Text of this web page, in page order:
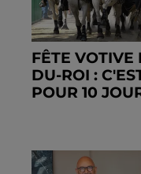
FÊTE VOTIVE
DU-ROI :
POUR 10